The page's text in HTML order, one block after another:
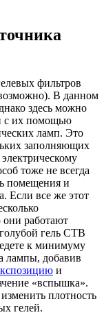
фильтров
В данном
здесь можно
с их помощью
ламп. Это
заполняющих
тоже не всегда
помещения и
Если все же этот
они работают
гель CTB
к минимуму
лампы, добавив
и
«вспышка».
плотность
гелей.